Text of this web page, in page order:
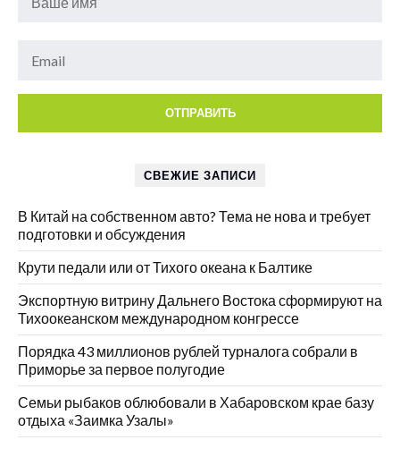
СВЕЖИЕ ЗАПИСИ
В Китай на собственном авто? Тема не нова и требует
подготовки и обсуждения
Крути педали или от Тихого океана к Балтике
Экспортную витрину Дальнего Востока сформируют на
Тихоокеанском международном конгрессе
Порядка 43 миллионов рублей турналога собрали в
Приморье за первое полугодие
Семьи рыбаков облюбовали в Хабаровском крае базу
отдыха «Заимка Узалы»